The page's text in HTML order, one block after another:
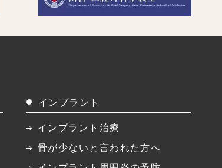
インプラント
インプラント治療
骨が少ないと言われた方へ